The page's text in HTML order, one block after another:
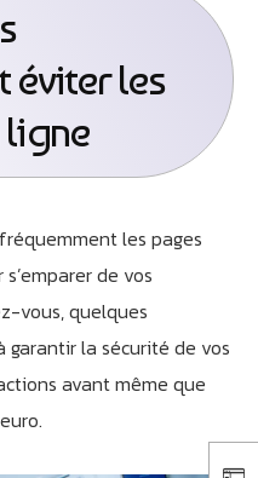
éviter les
ligne
les pages
de vos
vous, quelques
la sécurité de vos
avant même que